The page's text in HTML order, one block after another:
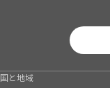
国と地域